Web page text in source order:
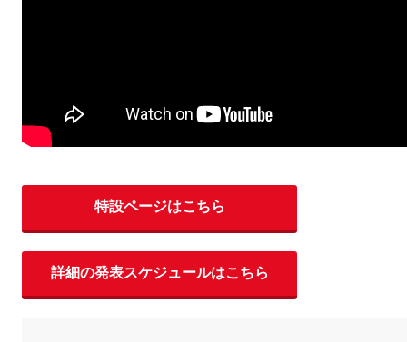
特設ページはこちら
詳細の発表スケジュールはこちら